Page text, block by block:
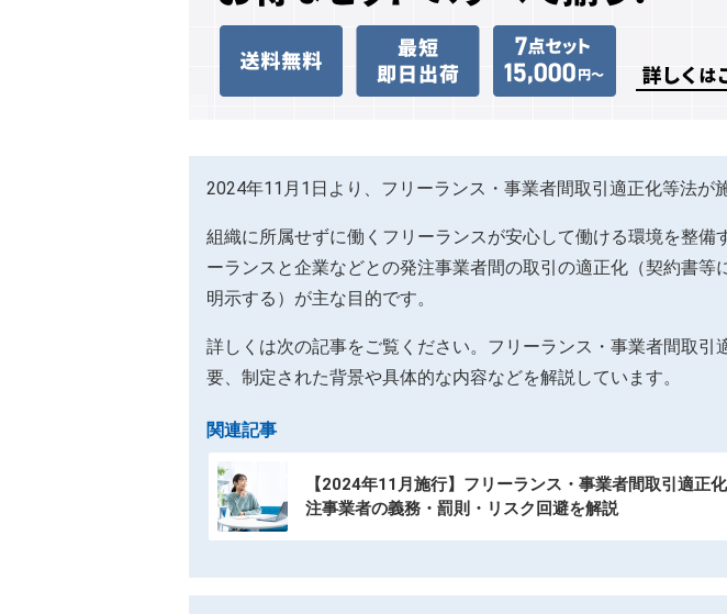
2024年11月1日より、フリーランス・事業者間取引適正化等法が
組織に所属せずに働くフリーランスが安心して働ける環境を整備
ーランスと企業などとの発注事業者間の取引の適正化（契約書等
明示する）が主な目的です。
詳しくは次の記事をご覧ください。フリーランス・事業者間取引
要、制定された背景や具体的な内容などを解説しています。
関連記事
【2024年11月施行】フリーランス・事業者間取引適正
注事業者の義務・罰則・リスク回避を解説